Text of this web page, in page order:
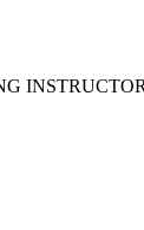
INSTRUCTOR